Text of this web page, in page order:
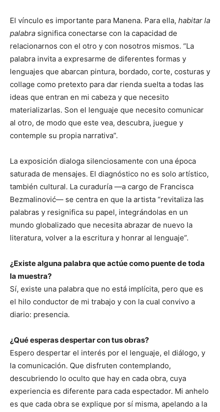
El vínculo es importante para Manena. Para ella, habitar la
palabra significa conectarse con la capacidad de
relacionarnos con el otro y con nosotros mismos. “La
palabra invita a expresarme de diferentes formas y
lenguajes que abarcan pintura, bordado, corte, costuras y
collage como pretexto para dar rienda suelta a todas las
ideas que entran en mi cabeza y que necesito
materializarlas. Son el lenguaje que necesito comunicar
al otro, de modo que este vea, descubra, juegue y
contemple su propia narrativa”.
La exposición dialoga silenciosamente con una época
saturada de mensajes. El diagnóstico no es solo artístico,
también cultural. La curaduría —a cargo de Francisca
Bezmalinović— se centra en que la artista “revitaliza las
palabras y resignifica su papel, integrándolas en un
mundo globalizado que necesita abrazar de nuevo la
literatura, volver a la escritura y honrar al lenguaje”.
¿Existe alguna palabra que actúe como puente de toda
la muestra?
Sí, existe una palabra que no está implícita, pero que es
el hilo conductor de mi trabajo y con la cual convivo a
diario: presencia.
¿Qué esperas despertar con tus obras?
Espero despertar el interés por el lenguaje, el diálogo, y
la comunicación. Que disfruten contemplando,
descubriendo lo oculto que hay en cada obra, cuya
experiencia es diferente para cada espectador. Mi anhelo
es que cada obra se explique por sí misma, apelando a la